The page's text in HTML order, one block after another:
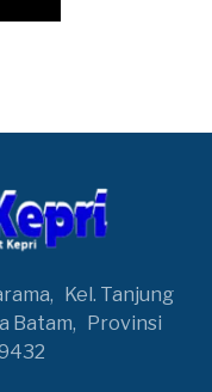
Kel. Tanjung
Batam, Provinsi